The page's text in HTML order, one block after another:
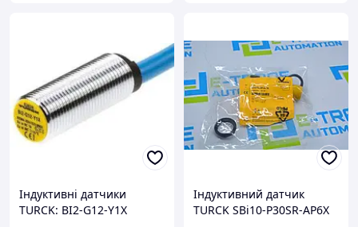
Індуктивні датчики
TURCK: BI2-G12-Y1X
Індуктивний датчик
TURCK SBi10-P30SR-AP6X